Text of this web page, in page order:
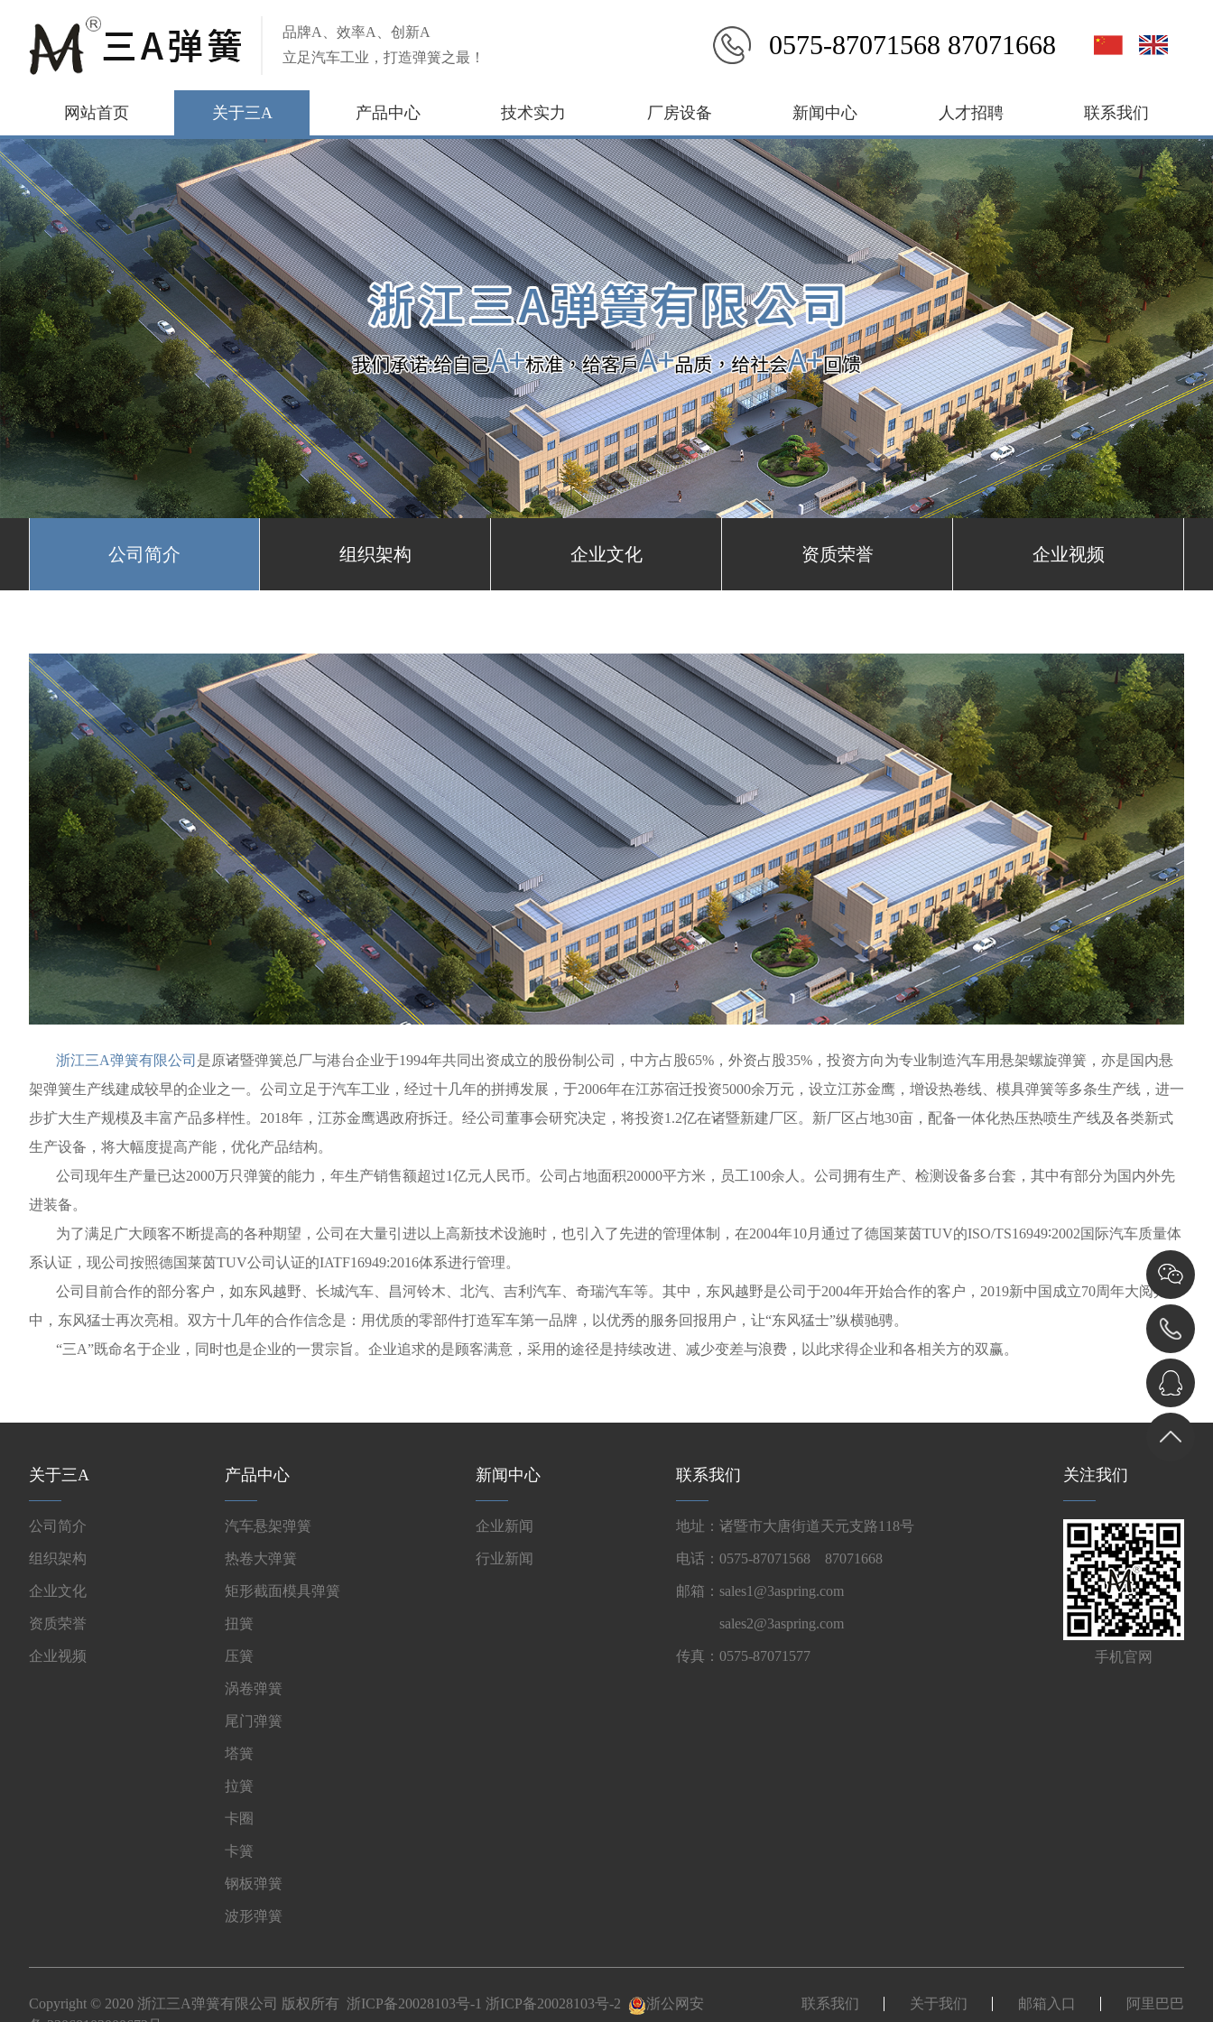
品牌A、效率A、创新A
立足汽车工业，打造弹簧之最！
0575-87071568 87071668
网站首页 关于三A 产品中心 技术实力 厂房设备 新闻中心 人才招聘 联系我们
公司简介 组织架构 企业文化 资质荣誉 企业视频
浙江三A弹簧有限公司 是原诸暨弹簧总厂与港台企业于1994年共同出资成立的股份制公司，中方占股65%，外资占股35%，投资方向为专业制造汽车用悬架螺旋弹簧，亦是国内悬
架弹簧生产线建成较早的企业之一。公司立足于汽车工业，经过十几年的拼搏发展，于2006年在江苏宿迁投资5000余万元，设立江苏金鹰，增设热卷线、模具弹簧等多条生产线，进一
步扩大生产规模及丰富产品多样性。2018年，江苏金鹰遇政府拆迁。经公司董事会研究决定，将投资1.2亿在诸暨新建厂区。新厂区占地30亩，配备一体化热压热喷生产线及各类新式
生产设备，将大幅度提高产能，优化产品结构。
公司现年生产量已达2000万只弹簧的能力，年生产销售额超过1亿元人民币。公司占地面积20000平方米，员工100余人。公司拥有生产、检测设备多台套，其中有部分为国内外先
进装备。
为了满足广大顾客不断提高的各种期望，公司在大量引进以上高新技术设施时，也引入了先进的管理体制，在2004年10月通过了德国莱茵TUV的ISO/TS16949∶2002国际汽车质量体
系认证，现公司按照德国莱茵TUV公司认证的IATF16949:2016体系进行管理。
公司目前合作的部分客户，如东风越野、长城汽车、昌河铃木、北汽、吉利汽车、奇瑞汽车等。其中，东风越野是公司于2004年开始合作的客户，2019新中国成立70周年大阅兵
中，东风猛士再次亮相。双方十几年的合作信念是：用优质的零部件打造军车第一品牌，以优秀的服务回报用户，让“东风猛士”纵横驰骋。
“三A”既命名于企业，同时也是企业的一贯宗旨。企业追求的是顾客满意，采用的途径是持续改进、减少变差与浪费，以此求得企业和各相关方的双赢。
关于三A
公司简介
组织架构
企业文化
资质荣誉
企业视频
产品中心
汽车悬架弹簧
热卷大弹簧
矩形截面模具弹簧
扭簧
压簧
涡卷弹簧
尾门弹簧
塔簧
拉簧
卡圈
卡簧
钢板弹簧
波形弹簧
新闻中心
企业新闻
行业新闻
联系我们
地址：诸暨市大唐街道天元支路118号
电话：0575-87071568 87071668
邮箱：sales1@3aspring.com
sales2@3aspring.com
传真：0575-87071577
关注我们
手机官网
联系我们 关于我们 邮箱入口 阿里巴巴
Copyright © 2020 浙江三A弹簧有限公司 版权所有 浙ICP备20028103号-1 浙ICP备20028103号-2
浙公网安